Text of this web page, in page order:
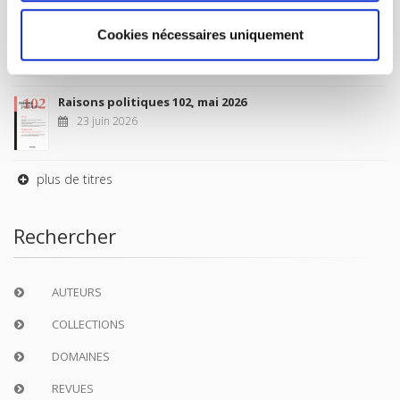
Cookies nécessaires uniquement
Sociétés contemporaines 139, 2025
6 juil. 2026
Raisons politiques 102, mai 2026
23 juin 2026
plus de titres
Rechercher
AUTEURS
COLLECTIONS
DOMAINES
REVUES